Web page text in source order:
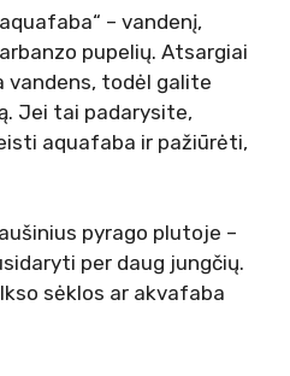
– vandenį,
pupelių. Atsargiai
vandens, todėl galite
Jei tai padarysite,
aquafaba ir pažiūrėti,
pyrago plutoje –
per daug jungčių.
sėklos ar akvafaba